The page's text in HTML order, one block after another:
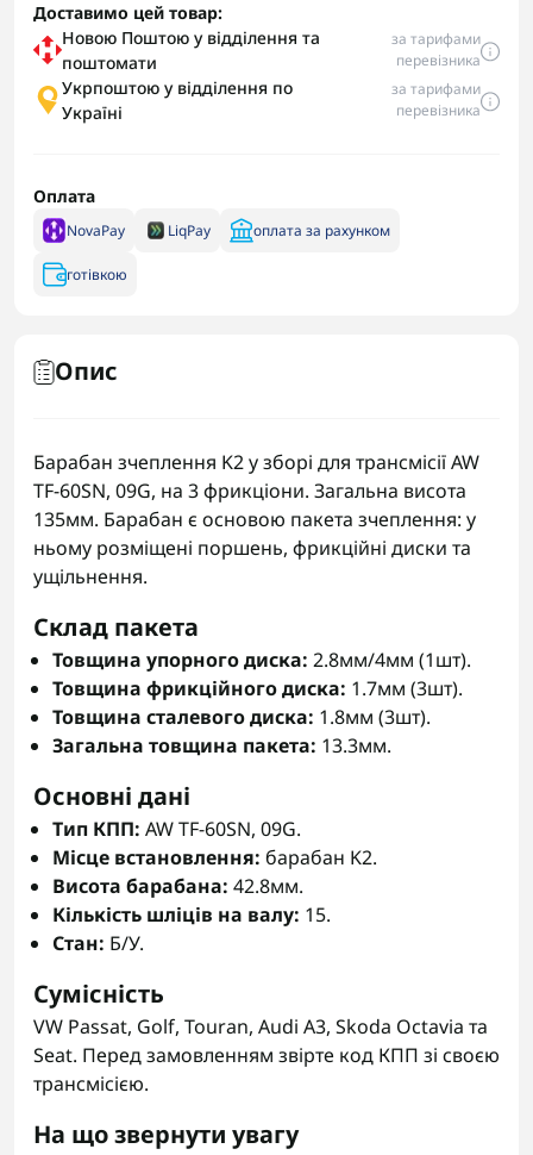
Доставимо цей товар:
Новою Поштою у відділення та
поштомати
за тарифами
перевізника
Укрпоштою у відділення по
Україні
за тарифами
перевізника
Оплата
NovaPay LiqPay оплата за рахунком
готівкою
Опис
Барабан зчеплення K2 у зборі для трансмісії AW
TF-60SN, 09G, на 3 фрикціони. Загальна висота
135мм. Барабан є основою пакета зчеплення: у
ньому розміщені поршень, фрикційні диски та
ущільнення.
Склад пакета
Товщина упорного диска: 2.8мм/4мм (1шт).
Товщина фрикційного диска: 1.7мм (3шт).
Товщина сталевого диска: 1.8мм (3шт).
Загальна товщина пакета: 13.3мм.
Основні дані
Тип КПП: AW TF-60SN, 09G.
Місце встановлення: барабан K2.
Висота барабана: 42.8мм.
Кількість шліців на валу: 15.
Стан: Б/У.
Сумісність
VW Passat, Golf, Touran, Audi A3, Skoda Octavia та
Seat. Перед замовленням звірте код КПП зі своєю
трансмісією.
На що звернути увагу